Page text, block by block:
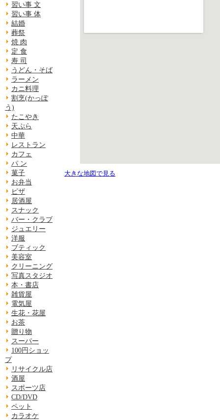
習い事 文
習い事 体
結婚
葬祭
焼 肉
定 食
寿 司
うどん・そば
ラーメン
カニ料理
割烹(かっぽ
う)
たこやき
天ぷら
中華
レストラン
カフェ
パ ン
菓子
お弁当
ピザ
居酒屋
スナック
バー・クラブ
ジュエリー
洋服
ブティック
美容室
クリーニング
写真スタジオ
本・書店
雑貨屋
電気屋
生花・花屋
お茶
贈り物
スーパー
100円ショッ
プ
リサイクル店
酒屋
スポーツ店
CD/DVD
ペット
カラオケ
大きな地図で見る